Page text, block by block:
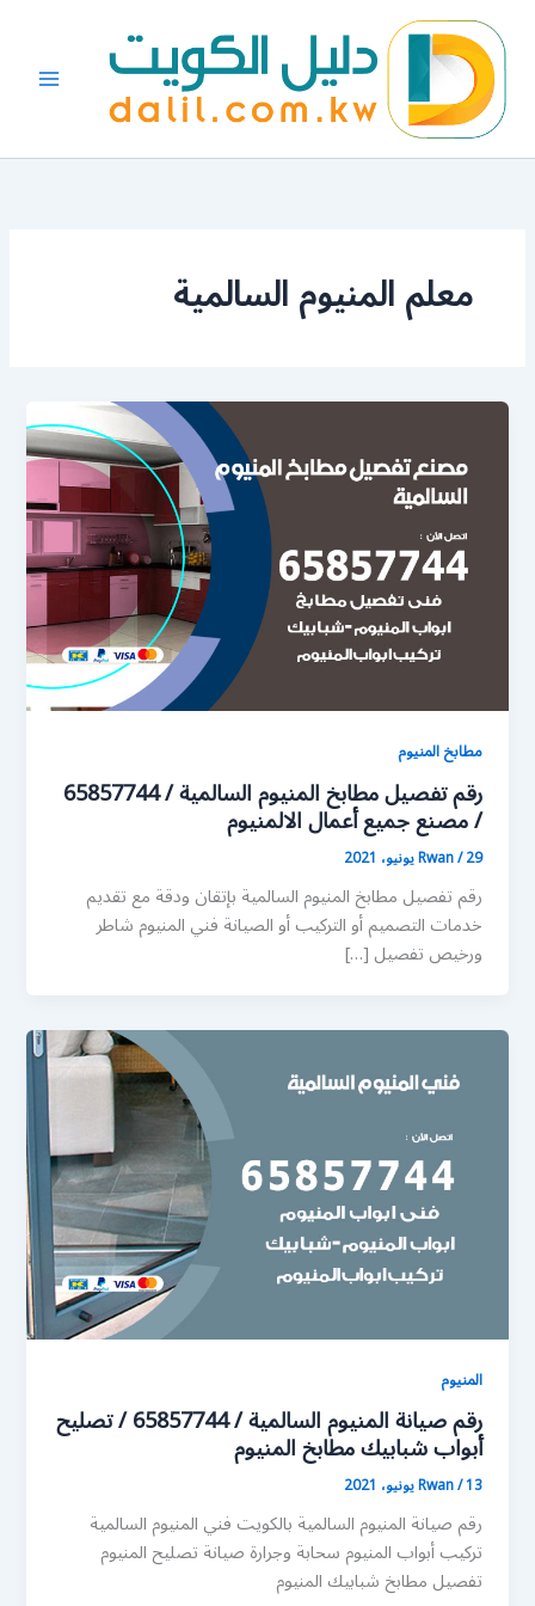
المحتوى
معلم المنيوم السالمية
مطابخ المنيوم
رقم تفصيل مطابخ المنيوم السالمية / 65857744
/ مصنع جميع أعمال الالمنيوم
Rwan/29 يونيو، 2021
رقم تفصيل مطابخ المنيوم السالمية بإتقان ودقة مع تقديم
خدمات التصميم أو التركيب أو الصيانة فني المنيوم شاطر
ورخيص تفصيل […]
المنيوم
رقم صيانة المنيوم السالمية / 65857744 / تصليح
أبواب شبابيك مطابخ المنيوم
Rwan/13 يونيو، 2021
رقم صيانة المنيوم السالمية بالكويت فني المنيوم السالمية
تركيب أبواب المنيوم سحابة وجرارة صيانة تصليح المنيوم
تفصيل مطابخ شبابيك المنيوم